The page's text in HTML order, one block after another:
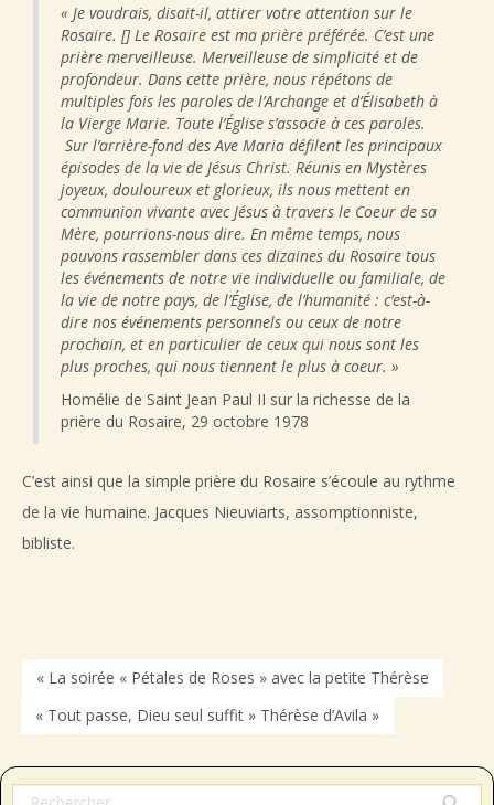
« Je voudrais, disait-il, attirer votre attention sur le
Rosaire. [] Le Rosaire est ma prière préférée. C’est une
prière merveilleuse. Merveilleuse de simplicité et de
profondeur. Dans cette prière, nous répétons de
multiples fois les paroles de l’Archange et d’Élisabeth à
la Vierge Marie. Toute l’Église s’associe à ces paroles.
Sur l’arrière-fond des Ave Maria défilent les principaux
épisodes de la vie de Jésus Christ. Réunis en Mystères
joyeux, douloureux et glorieux, ils nous mettent en
communion vivante avec Jésus à travers le Coeur de sa
Mère, pourrions-nous dire. En même temps, nous
pouvons rassembler dans ces dizaines du Rosaire tous
les événements de notre vie individuelle ou familiale, de
la vie de notre pays, de l’Église, de l’humanité : c’est-à-
dire nos événements personnels ou ceux de notre
prochain, et en particulier de ceux qui nous sont les
plus proches, qui nous tiennent le plus à coeur. »
Homélie de Saint Jean Paul II sur la richesse de la
prière du Rosaire, 29 octobre 1978
C’est ainsi que la simple prière du Rosaire s’écoule au rythme
de la vie humaine. Jacques Nieuviarts, assomptionniste,
bibliste.
« La soirée « Pétales de Roses » avec la petite Thérèse
« Tout passe, Dieu seul suffit » Thérèse d’Avila »